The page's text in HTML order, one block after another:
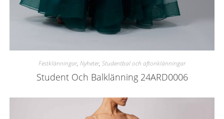
Festklänningar, Nyheter, Studentbal och aftonklänningar
Student Och Balklänning 24ARD0006